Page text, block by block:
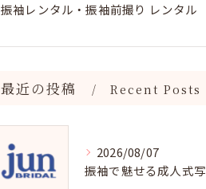
振袖レンタル・振袖前撮り レンタル
最近の投稿 Recent Posts
2026/08/07